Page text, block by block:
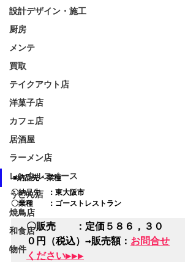
設計デザイン・施工
厨房
メンテ
買取
テイクアウト店
洋菓子店
カフェ店
居酒屋
ラーメン店
レンタルスペース
うどん店
焼鳥店
和食店
物件
■納品先・業種
〇納品先　：東大阪市
〇業種　　：ゴーストレストラン
〇販売　　：定価５８６，３０
０円（税込）→販売額： お問合せ
ください▶▶▶